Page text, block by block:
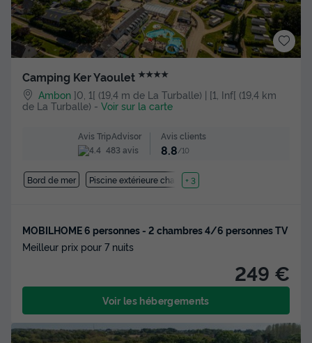
Camping Ker Yaoulet ★★★★
Ambon ]0, 1[ (19,4 m de La Turballe) | [1, Inf[ (19,4 km
de La Turballe) - Voir sur la carte
Avis TripAdvisor
483 avis
Avis clients
8.8/10
Bord de mer Piscine extérieure chauffée
+ 3
MOBILHOME 6 personnes - 2 chambres 4/6 personnes TV
Meilleur prix pour 7 nuits
249 €
Voir les hébergements